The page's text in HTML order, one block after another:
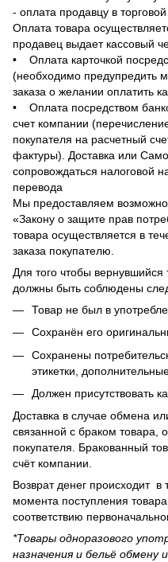
- оплата продавцу в
Оплата товара
продавец выдает кассовый
• Оплата карточкой
(необходимо предупредить
заказа о желании оплатить
• Оплата посредством
счет компании
покупателя на расчетный
фактуры). Доставка или
сопровождаться налоговой
перевода
Мы предоставляем
«Закону о защите прав
товара осуществляется в
заказа покупателю.
Для того чтобы вернувшийся
должны быть соблюдены
Товар не был в
Сохранён его
Сохранены
этикетки,
Должен присутствовать
Доставка в случае обмена
связанной с браком товара,
покупателя. Бракованный
счёт компании.
Возврат денег происходит в
момента поступления
соответствию
*Товары одноразового
назначения и бельё обмену